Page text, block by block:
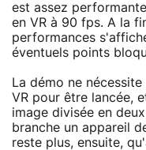
est assez
en VR à 90 fps. A la
performances
éventuels points
La démo ne
VR pour être lancée,
image divisée en
branche un appareil
reste plus, ensuite,